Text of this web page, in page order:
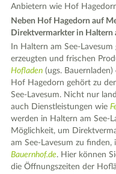
Anbietern wie Hof
Neben Hof Hagedorn auf
Direktvermarkter in Haltern
In Haltern am See-
erzeugten und frischen
Hofladen (ugs.
Hof Hagedorn gehört zu
See-Lavesum. Nicht nur
auch Dienstleistungen wie
werden in Haltern am See-
Möglichkeit, um
am See-Lavesum zu
Bauernhof.de. Hier können
die Öffnungszeiten der